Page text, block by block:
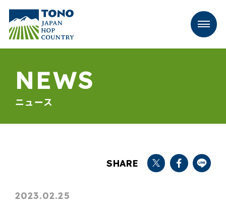
NEWS
ニュース
SHARE
2023.02.25